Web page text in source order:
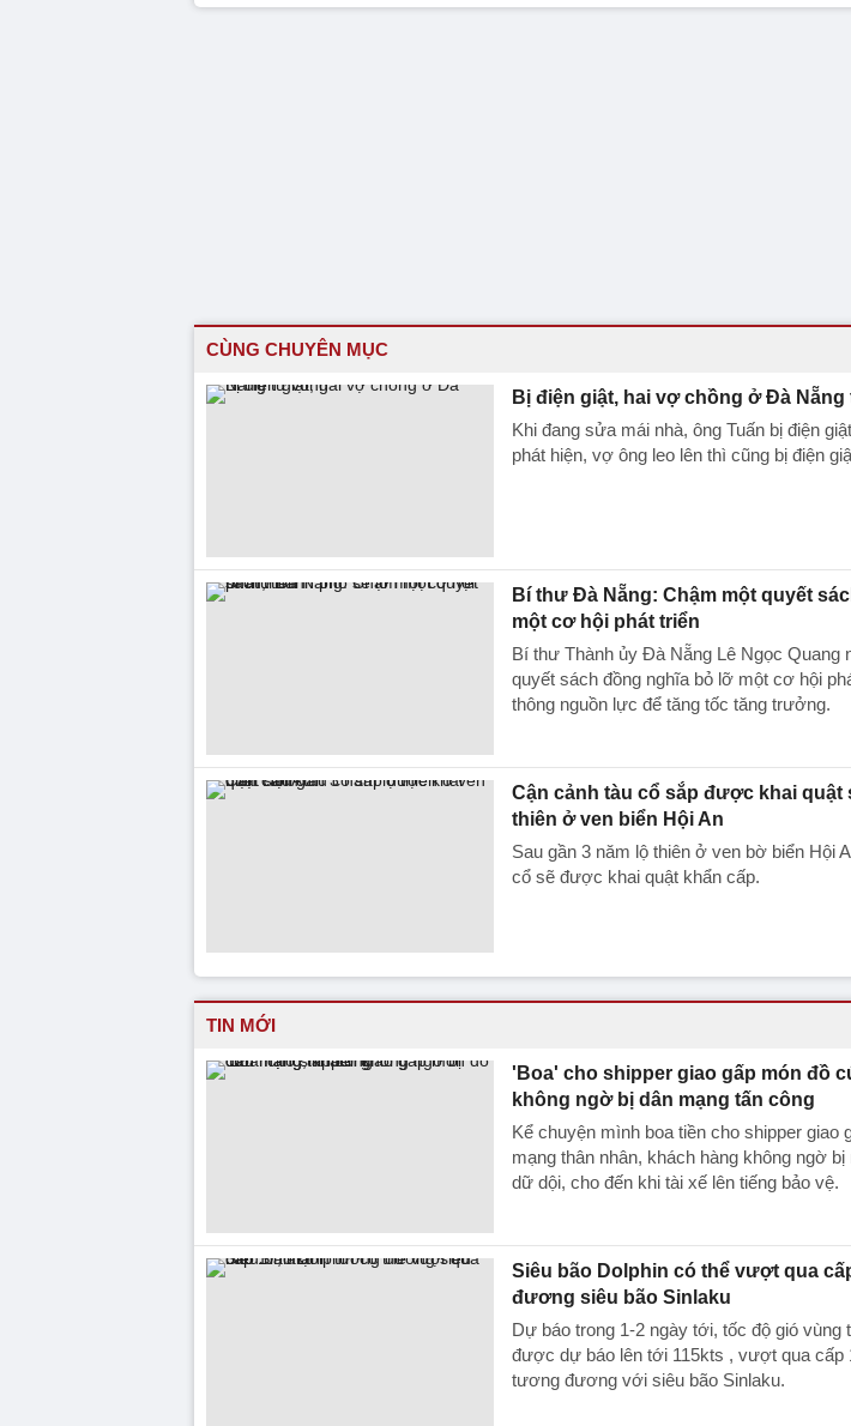
CÙNG CHUYÊN MỤC
Bị điện giật, hai vợ chồng ở Đà
Khi đang sửa mái nhà, ông Tuấn bị điện
phát hiện, vợ ông leo lên thì cũng bị điện
Bí thư Đà Nẵng: Chậm một quyết
một cơ hội phát triển
Bí thư Thành ủy Đà Nẵng Lê Ngọc Quang
quyết sách đồng nghĩa bỏ lỡ một cơ hội
thông nguồn lực để tăng tốc tăng trưởng.
Cận cảnh tàu cổ sắp được khai quật
thiên ở ven biển Hội An
Sau gần 3 năm lộ thiên ở ven bờ biển Hội
cổ sẽ được khai quật khẩn cấp.
TIN MỚI
'Boa' cho shipper giao gấp món đồ
không ngờ bị dân mạng tấn công
Kể chuyện mình boa tiền cho shipper giao
mạng thân nhân, khách hàng không ngờ
dữ dội, cho đến khi tài xế lên tiếng bảo vệ.
Siêu bão Dolphin có thể vượt qua
đương siêu bão Sinlaku
Dự báo trong 1-2 ngày tới, tốc độ gió vùng
được dự báo lên tới 115kts , vượt qua cấp
tương đương với siêu bão Sinlaku.